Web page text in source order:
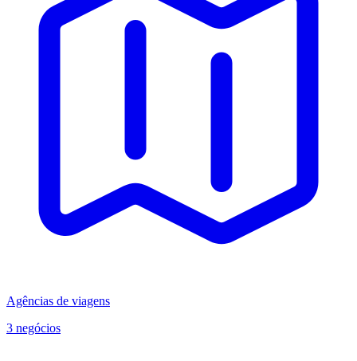
Agências de viagens
3 negócios